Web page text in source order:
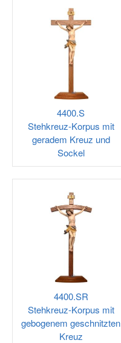
4400.S
Stehkreuz-Korpus mit
geradem Kreuz und
Sockel
4400.SR
Stehkreuz-Korpus mit
gebogenem geschnitzten
Kreuz